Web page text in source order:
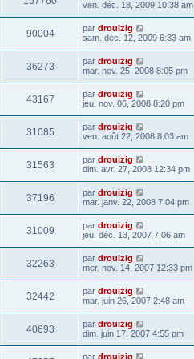
ven. déc. 18, 2009 10:38 am
90004 par drouizig
sam. déc. 12, 2009 6:33 am
36273 par drouizig
mar. nov. 25, 2008 8:05 pm
43167 par drouizig
jeu. nov. 06, 2008 8:20 pm
31085 par drouizig
ven. août 22, 2008 8:03 am
31563 par drouizig
dim. avr. 27, 2008 12:34 pm
37196 par drouizig
mar. janv. 22, 2008 7:04 pm
31009 par drouizig
jeu. déc. 13, 2007 7:06 am
32263 par drouizig
mer. nov. 14, 2007 12:33 pm
32442 par drouizig
mar. juin 26, 2007 2:48 am
40693 par drouizig
dim. juin 17, 2007 4:55 pm
par drouizig